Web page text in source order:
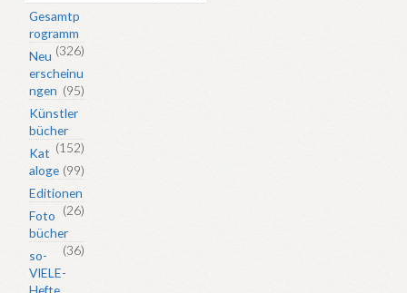
Gesamtp
rogramm
(326)
Neu
erscheinu
ngen (95)
Künstler
bücher
(152)
Kat
aloge (99)
Editionen
(26)
Foto
bücher
(36)
so-
VIELE-